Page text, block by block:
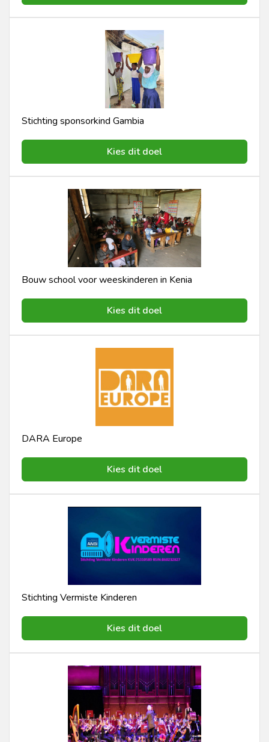
Stichting sponsorkind Gambia
Kies dit doel
Bouw school voor weeskinderen in Kenia
Kies dit doel
DARA Europe
Kies dit doel
Stichting Vermiste Kinderen
Kies dit doel